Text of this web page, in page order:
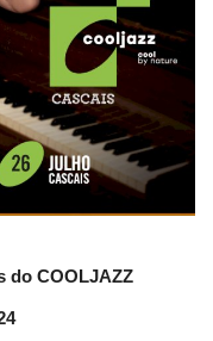
do COOLJAZZ